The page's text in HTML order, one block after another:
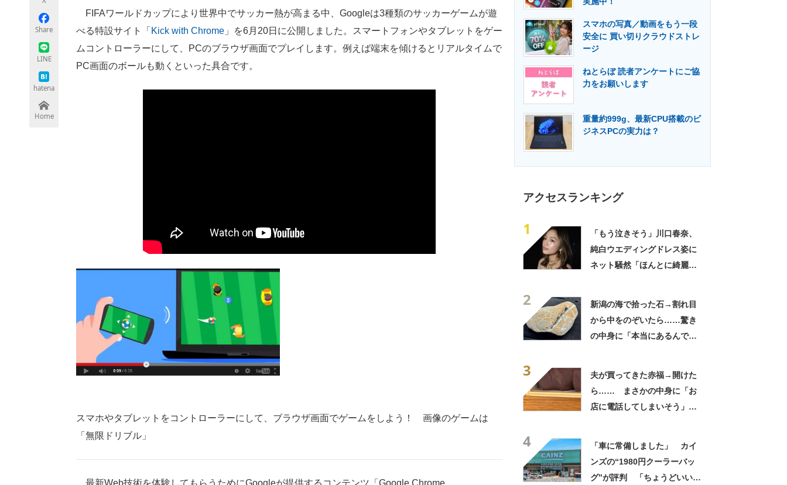
ちょっと気になるネットの話題
Share
LINE
hatena
Home
FIFAワールドカップにより世界中でサッカー熱が高まる中、Googleは3種類のサッカーゲームが遊
べる特設サイト「 Kick with Chrome 」を6月20日に公開しました。スマートフォンやタブレットをゲー
ムコントローラーにして、PCのブラウザ画面でプレイします。例えば端末を傾けるとリアルタイムで
PC画面のボールも動くといった具合です。
スマホやタブレットをコントローラーにして、ブラウザ画面でゲームをしよう！ 画像のゲームは
「無限ドリブル」
最新Web技術を体験してもらうためにGoogleが提供するコンテンツ「Google Chrome
スマホの写真／動画をもう一段
安全に 買い切りクラウドストレ
ージ
ねとらぼ 読者アンケートにご協
力をお願いします
重量約999g、最新CPU搭載のビ
ジネスPCの実力は？
アクセスランキング
1
「もう泣きそう」川口春奈、
純白ウエディングドレス姿に
ネット騒然「ほんとに綺麗」
2
新潟の海で拾った石→割れ目
から中をのぞいたら……驚き
の中身に「本当にあるんです
3
夫が買ってきた赤福→開けた
ら…… まさかの中身に「お
店に電話してしまいそう」
4
「車に常備しました」 カイ
ンズの“1980円クーラーバッ
グ”が評判 「ちょうどいい大